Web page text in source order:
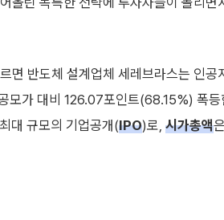
면 반도체 설계업체 세레브라스는 인공
모가 대비 126.07포인트(68.15%) 폭등
대 규모의 기업공개(IPO)로, 시가총액